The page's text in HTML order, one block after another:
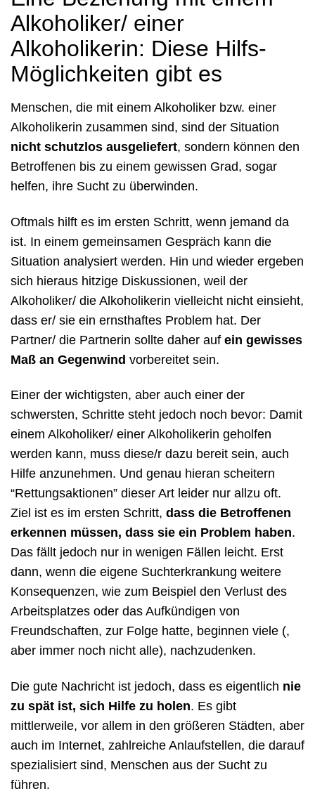
Alkoholiker/ einer
Alkoholikerin: Diese Hilfs-
Möglichkeiten gibt es
Menschen, die mit einem Alkoholiker bzw. einer
Alkoholikerin zusammen sind, sind der Situation
nicht schutzlos ausgeliefert, sondern können den
Betroffenen bis zu einem gewissen Grad, sogar
helfen, ihre Sucht zu überwinden.
Oftmals hilft es im ersten Schritt, wenn jemand da
ist. In einem gemeinsamen Gespräch kann die
Situation analysiert werden. Hin und wieder ergeben
sich hieraus hitzige Diskussionen, weil der
Alkoholiker/ die Alkoholikerin vielleicht nicht einsieht,
dass er/ sie ein ernsthaftes Problem hat. Der
Partner/ die Partnerin sollte daher auf ein gewisses
Maß an Gegenwind vorbereitet sein.
Einer der wichtigsten, aber auch einer der
schwersten, Schritte steht jedoch noch bevor: Damit
einem Alkoholiker/ einer Alkoholikerin geholfen
werden kann, muss diese/r dazu bereit sein, auch
Hilfe anzunehmen. Und genau hieran scheitern
“Rettungsaktionen” dieser Art leider nur allzu oft.
Ziel ist es im ersten Schritt, dass die Betroffenen
erkennen müssen, dass sie ein Problem haben.
Das fällt jedoch nur in wenigen Fällen leicht. Erst
dann, wenn die eigene Suchterkrankung weitere
Konsequenzen, wie zum Beispiel den Verlust des
Arbeitsplatzes oder das Aufkündigen von
Freundschaften, zur Folge hatte, beginnen viele (,
aber immer noch nicht alle), nachzudenken.
Die gute Nachricht ist jedoch, dass es eigentlich nie
zu spät ist, sich Hilfe zu holen. Es gibt
mittlerweile, vor allem in den größeren Städten, aber
auch im Internet, zahlreiche Anlaufstellen, die darauf
spezialisiert sind, Menschen aus der Sucht zu
führen.